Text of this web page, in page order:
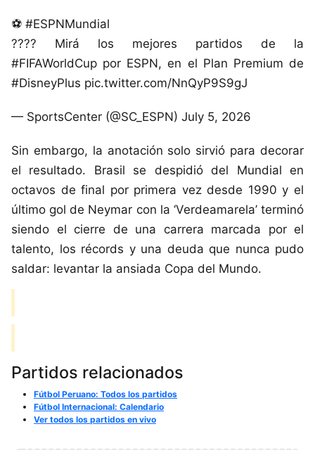
⚽ #ESPNMundial
???? Mirá los mejores partidos de la
#FIFAWorldCup por ESPN, en el Plan Premium de
#DisneyPlus pic.twitter.com/NnQyP9S9gJ
— SportsCenter (@SC_ESPN) July 5, 2026
Sin embargo, la anotación solo sirvió para decorar
el resultado. Brasil se despidió del Mundial en
octavos de final por primera vez desde 1990 y el
último gol de Neymar con la ‘Verdeamarela’ terminó
siendo el cierre de una carrera marcada por el
talento, los récords y una deuda que nunca pudo
saldar: levantar la ansiada Copa del Mundo.
Partidos relacionados
Fútbol Peruano: Todos los partidos
Fútbol Internacional: Calendario
Ver todos los partidos en vivo